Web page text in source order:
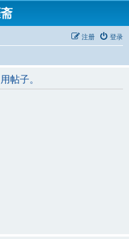
登录
注册
帖子。